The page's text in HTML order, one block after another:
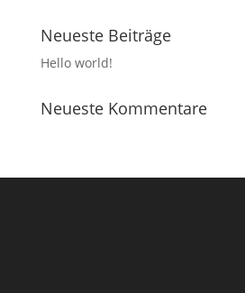
Neueste Beiträge
Hello world!
Neueste Kommentare